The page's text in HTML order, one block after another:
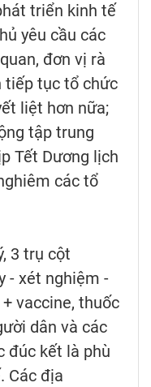
triển kinh tế
yêu cầu các
đơn vị rà
tiếp tục tổ chức
liệt hơn nữa;
tập trung
Tết Dương lịch
các tổ
3 trụ cột
- xét nghiệm -
vaccine, thuốc
dân và các
đúc kết là phù
Các địa